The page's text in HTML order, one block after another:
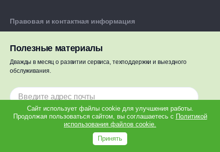
Полезные материалы
Дважды в месяц о развитии сервиса, техподдержки и выездного
обслуживания.
Подписаться
Правовая и контактная информация
д. 16, оф. 304
ОГРН 1155837001352
ИНН/КПП 5837055580/583501001
Приложения Okdesk для исполнителей
Сайт использует файлы cookie для улучшения работы.
Продолжая пользоваться сайтом, вы соглашаетесь с Политикой
использования файлов cookie.
Принять